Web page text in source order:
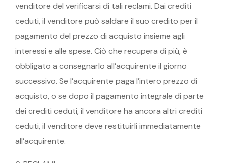
venditore del verificarsi di tali reclami. Dai crediti
ceduti, il venditore può saldare il suo credito per il
pagamento del prezzo di acquisto insieme agli
interessi e alle spese. Ciò che recupera di più, è
obbligato a consegnarlo all’acquirente il giorno
successivo. Se l’acquirente paga l’intero prezzo di
acquisto, o se dopo il pagamento integrale di parte
dei crediti ceduti, il venditore ha ancora altri crediti
ceduti, il venditore deve restituirli immediatamente
all’acquirente.